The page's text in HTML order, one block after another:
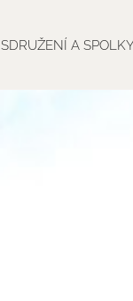
SDRUŽENÍ A